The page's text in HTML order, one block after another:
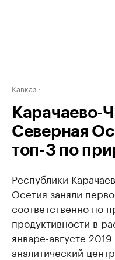
Кавказ
Карачаево-
Северная
топ-3 по
Республики
Осетия заняли
соответственно по
продуктивности в
январе-августе
аналитический